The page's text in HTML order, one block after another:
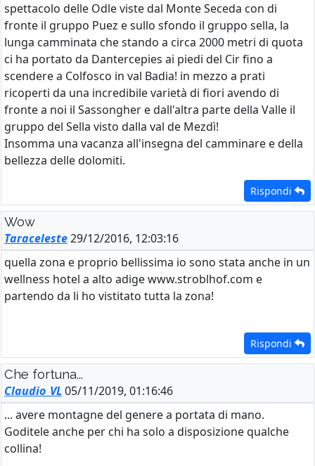
spettacolo delle Odle viste dal Monte Seceda con di
fronte il gruppo Puez e sullo sfondo il gruppo sella, la
lunga camminata che stando a circa 2000 metri di quota
ci ha portato da Dantercepies ai piedi del Cir fino a
scendere a Colfosco in val Badia! in mezzo a prati
ricoperti da una incredibile varietà di fiori avendo di
fronte a noi il Sassongher e dall'altra parte della Valle il
gruppo del Sella visto dalla val de Mezdì!
Insomma una vacanza all'insegna del camminare e della
bellezza delle dolomiti.
Rispondi
Wow
Taraceleste29/12/2016, 12:03:16
quella zona e proprio bellissima io sono stata anche in un
wellness hotel a alto adige www.stroblhof.com e
partendo da li ho vistitato tutta la zona!
Rispondi
Che fortuna...
Claudio_VL05/11/2019, 01:16:46
... avere montagne del genere a portata di mano.
Goditele anche per chi ha solo a disposizione qualche
collina!